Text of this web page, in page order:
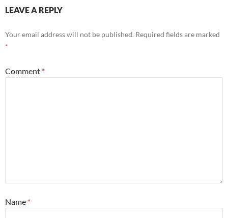
LEAVE A REPLY
Your email address will not be published. Required fields are marked
*
Comment *
Name *